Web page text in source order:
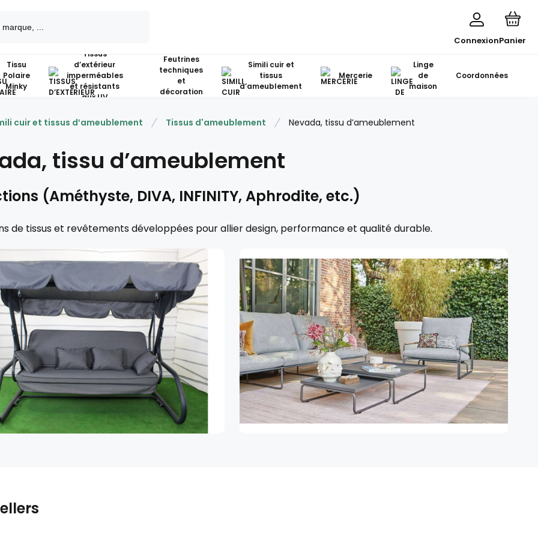
ConnexionPanier
Tissu
Polaire
Minky
Tissus
d’extérieur
imperméables
et résistants
aux UV
Feutrines
techniques
et
décoration
Simili cuir et
tissus
d’ameublement
Mercerie
Linge
de
maison
Coordonnées
cuir et tissus d’ameublement Tissus d'ameublement Nevada, tissu d’ameublement
tissu d’ameublement
(Améthyste, DIVA, INFINITY, Aphrodite, etc.)
de tissus et revêtements développées pour allier design, performance et qualité durable.